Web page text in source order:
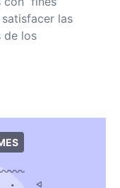
las
de los